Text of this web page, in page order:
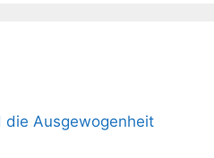
die Ausgewogenheit